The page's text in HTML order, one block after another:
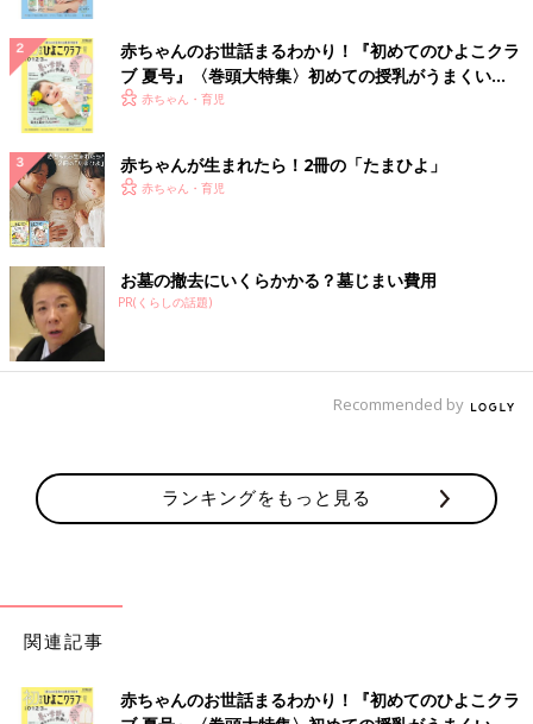
赤ちゃんのお世話まるわかり！『初めてのひよこクラ
ブ 夏号』〈巻頭大特集〉初めての授乳がうまくい
く！ おっぱい・ミルクの基本と夏のトラブル 解決テ
赤ちゃん・育児
赤ちゃんが生まれたら！2冊の「たまひよ」
赤ちゃん・育児
お墓の撤去にいくらかかる？墓じまい費用
PR(くらしの話題)
Recommended by
ランキングをもっと見る
関連記事
赤ちゃんのお世話まるわかり！『初めてのひよこクラ